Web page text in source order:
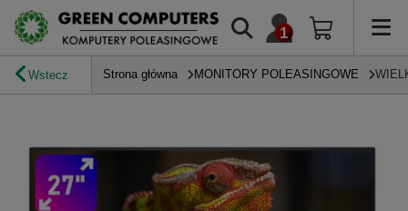
Wstecz Strona główna MONITORY POLEASINGOWE